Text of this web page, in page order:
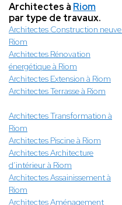
Architectes à Riom
par type de travaux.
Architectes Construction neuve
Riom
Architectes Rénovation
énergétique à Riom
Architectes Extension à Riom
Architectes Terrasse à Riom
Architectes Transformation à
Riom
Architectes Piscine à Riom
Architectes Architecture
d’intérieur à Riom
Architectes Assainissement à
Riom
Architectes Aménagement